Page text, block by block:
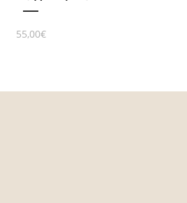
55,00€